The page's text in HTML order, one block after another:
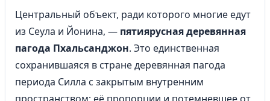
Центральный объект, ради которого многие едут
из Сеула и Йонина, — пятиярусная деревянная
пагода Пхальсанджон. Это единственная
сохранившаяся в стране деревянная пагода
периода Силла с закрытым внутренним